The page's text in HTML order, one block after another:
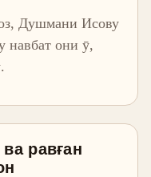
Душмани Исову
навбат они ӯ,
равған